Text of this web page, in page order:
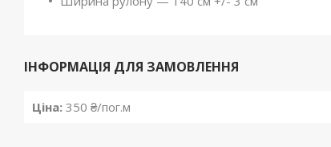
ІНФОРМАЦІЯ ДЛЯ ЗАМОВЛЕННЯ
Ціна: 350 ₴/пог.м